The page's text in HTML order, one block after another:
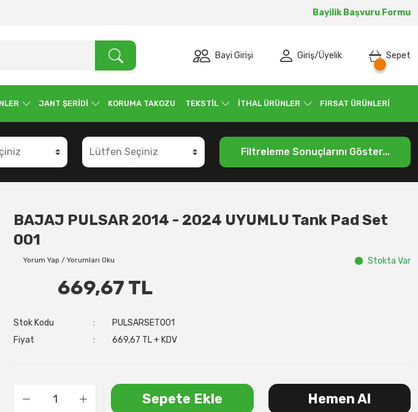
Bayilik Başvuru Formu
Bayi Girişi Giriş/Üyelik Sepet
JANT ŞERİDİ KORUMA TAKOZU TEKSTİL İTHAL ÜRÜNLER FIRSAT ÜRÜNLERİ
Filtreleme Sonuçlarını Göster...
BAJAJ PULSAR 2014 - 2024 UYUMLU Tank Pad Set
001
Yorum Yap / Yorumları Oku Stokta Var
669,67 TL
Stok Kodu
PULSARSET001
Fiyat
669,67 TL + KDV
Sepete Ekle Hemen Al